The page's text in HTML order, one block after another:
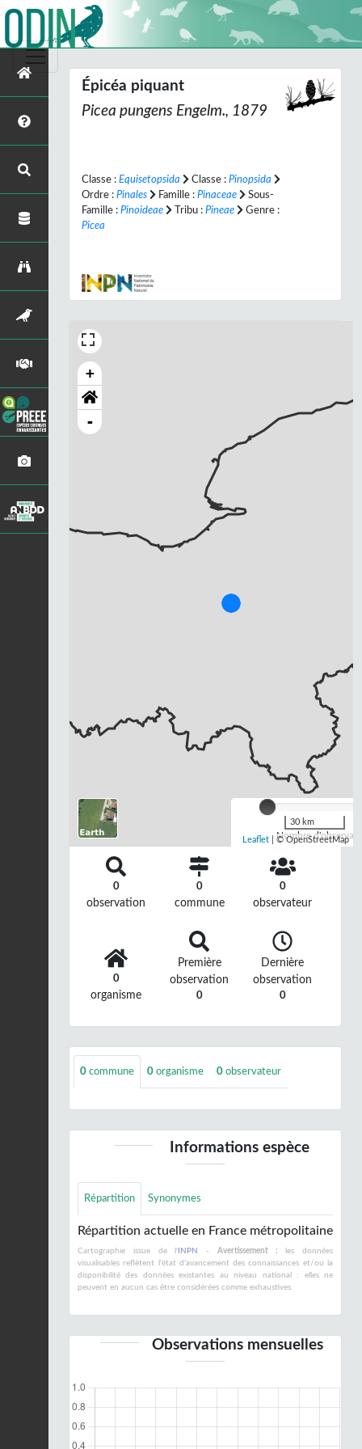
Épicéa piquant
Picea pungens Engelm., 1879
Classe : Equisetopsida Classe : Pinopsida
Ordre : Pinales Famille : Pinaceae
Sous-
Famille : Pinoideae Tribu : Pineae
Genre :
Picea
Chargement...
+
-
Nombre
30 km
Leaflet | © OpenStreetMap
0
observation
0
commune
0
observateur
0
organisme
Première
observation
0
Dernière
observation
0
0 commune 0 organisme 0 observateur
Informations espèce
Répartition Synonymes
Répartition actuelle en France métropolitaine
Cartographie issue de l' INPN - Avertissement : les données
visualisables reflètent l'état d'avancement des connaissances et/ou la
disponibilité des données existantes au niveau national : elles ne
peuvent en aucun cas être considérées comme exhaustives.
Observations mensuelles